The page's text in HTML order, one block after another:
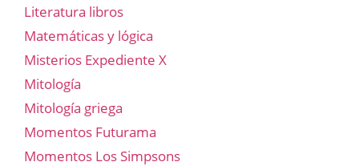
Literatura libros
Matemáticas y lógica
Misterios Expediente X
Mitología
Mitología griega
Momentos Futurama
Momentos Los Simpsons